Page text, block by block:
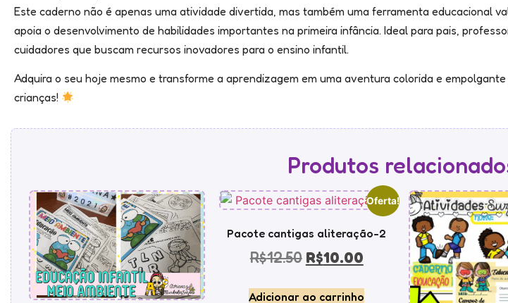
Este caderno não é apenas uma atividade divertida, mas também uma ferramenta educacional
apoia o desenvolvimento de habilidades importantes na primeira infância. Ideal para pais,
cuidadores que buscam recursos inovadores para o ensino infantil.
Adquira o seu hoje mesmo e transforme a aprendizagem em uma aventura colorida e empolgante
crianças!
Produtos
Oferta!
Pacote cantigas aliteração-2
R$12.50 R$10.00
Adicionar ao carrinho